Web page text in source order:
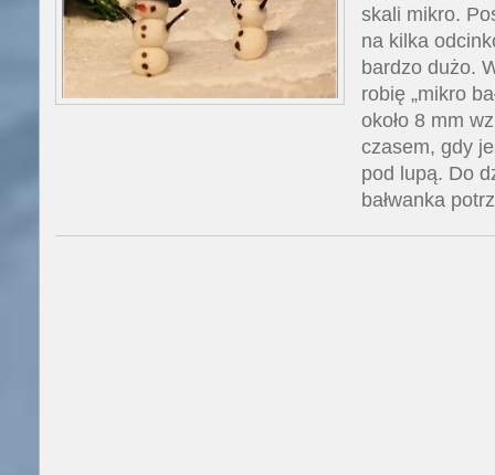
skali mikro.
na kilka
bardzo dużo.
robię „mikro
około 8 mm
czasem, gdy
pod lupą. Do
bałwanka